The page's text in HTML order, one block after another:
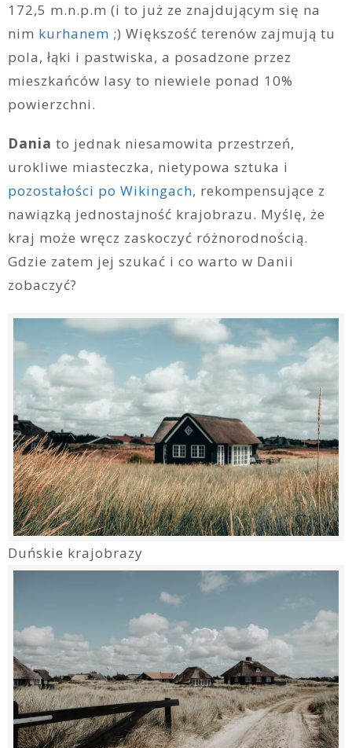
172,5 m.n.p.m (i to już ze znajdującym się na
nim kurhanem ;) Większość terenów zajmują tu
pola, łąki i pastwiska, a posadzone przez
mieszkańców lasy to niewiele ponad 10%
powierzchni.
Dania to jednak niesamowita przestrzeń,
urokliwe miasteczka, nietypowa sztuka i
pozostałości po Wikingach, rekompensujące z
nawiązką jednostajność krajobrazu. Myślę, że
kraj może wręcz zaskoczyć różnorodnością.
Gdzie zatem jej szukać i co warto w Danii
zobaczyć?
Duńskie krajobrazy